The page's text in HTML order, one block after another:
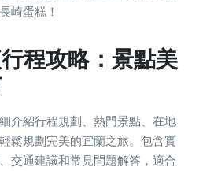
崎蛋糕！
程攻略：景點美
介紹行程規劃、熱門景點、在地
鬆規劃完美的宜蘭之旅。包含實
交通建議和常見問題解答，適合